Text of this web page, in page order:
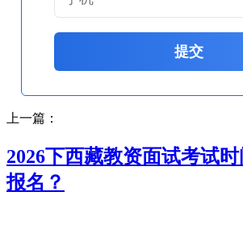
提交
上一篇：
2026下西藏教资面试考试
报名？